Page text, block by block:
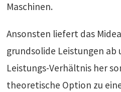
Maschinen.
Ansonsten liefert das
grundsolide Leistungen ab
Leistungs-Verhältnis her
theoretische Option zu